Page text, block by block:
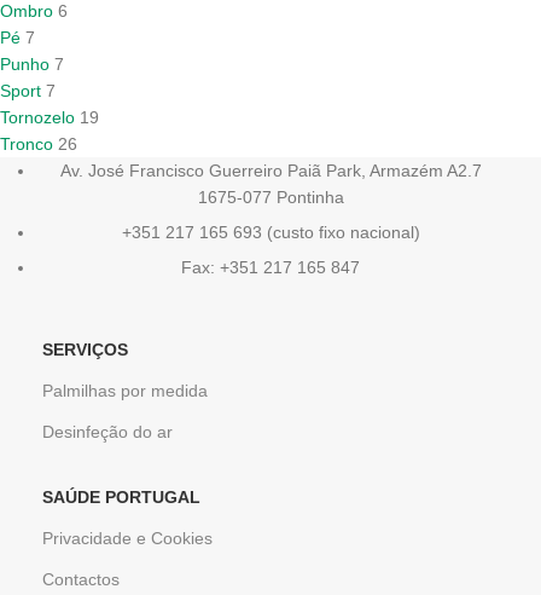
Ombro 6
Pé 7
Punho 7
Sport 7
Tornozelo 19
Tronco 26
Av. José Francisco Guerreiro Paiã Park, Armazém A2.7
1675-077 Pontinha
+351 217 165 693 (custo fixo nacional)
Fax: +351 217 165 847
SERVIÇOS
Palmilhas por medida
Desinfeção do ar
SAÚDE PORTUGAL
Privacidade e Cookies
Contactos